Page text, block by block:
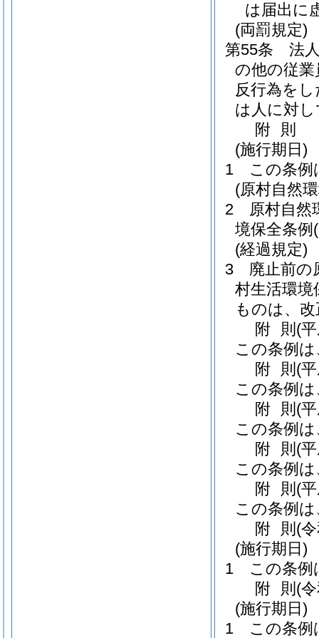
は届出に
(両罰規定)
第55条
法
の他の従
反行為を
は人に対
附 則
(施行期日)
1
この条例
(原村自然
2
原村自然
境保全条例
(経過規定)
3
廃止前の
村生活環境
ものは、
附 則 (
この条例
附 則 (
この条例
附 則 (
この条例
附 則 (
この条例
附 則 (
この条例
附 則 (
(施行期日)
1
この条例
附 則 (
(施行期日)
1
この条例